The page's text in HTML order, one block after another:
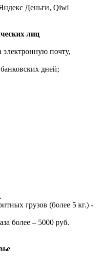
Деньги, Qiwi
лиц
электронную почту,
дней;
грузов (более 5 кг.) -
более – 5000 руб.